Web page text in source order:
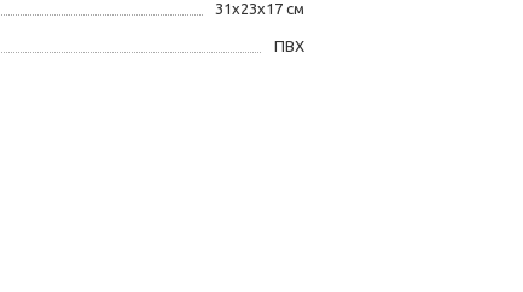
31х23х17 см
ПВХ